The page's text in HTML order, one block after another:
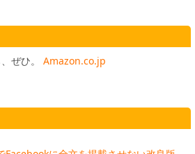
ぜひ。 Amazon.co.jp